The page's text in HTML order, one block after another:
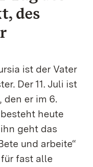
des
ist der Vater
Der 11. Juli ist
den er im 6.
heute
geht das
und arbeite“
fast alle